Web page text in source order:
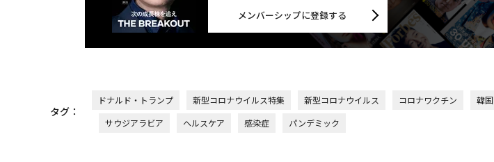
メンバーシップに登録する
タグ：
ドナルド・トランプ 新型コロナウイルス特集 新型コロナウイルス コロナワクチン 韓国
サウジアラビア
ヘルスケア 感染症 パンデミック